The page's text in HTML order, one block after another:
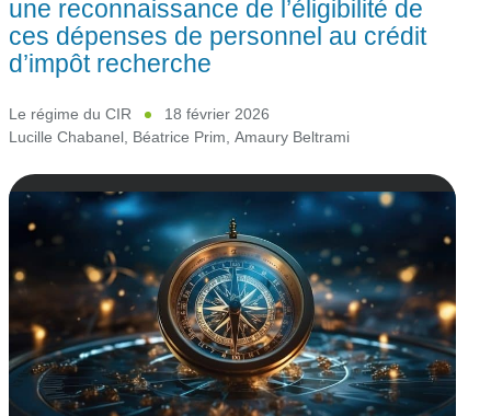
une reconnaissance de l’éligibilité de
ces dépenses de personnel au crédit
d’impôt recherche
Le régime du CIR
18 février 2026
Lucille Chabanel, Béatrice Prim, Amaury Beltrami